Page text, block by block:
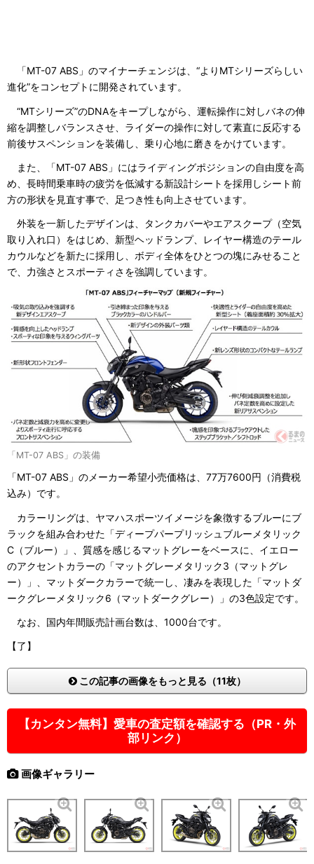
「MT-07 ABS」のマイナーチェンジは、“よりMTシリーズらしい
進化”をコンセプトに開発されています。
“MTシリーズ”のDNAをキープしながら、運転操作に対しバネの伸
縮を調整しバランスさせ、ライダーの操作に対して素直に反応する
前後サスペンションを装備し、乗り心地に磨きをかけています。
また、「MT-07 ABS」にはライディングポジションの自由度を高
め、長時間乗車時の疲労を低減する新設計シートを採用しシート前
方の形状を見直す事で、足つき性も向上させています。
外装を一新したデザインは、タンクカバーやエアスクープ（空気
取り入れ口）をはじめ、新型ヘッドランプ、レイヤー構造のテール
カウルなどを新たに採用し、ボディ全体をひとつの塊にみせること
で、力強さとスポーティさを強調しています。
「MT-07 ABS」の装備
「MT-07 ABS」のメーカー希望小売価格は、77万7600円（消費税
込み）です。
カラーリングは、ヤマハスポーツイメージを象徴するブルーにブ
ラックを組み合わせた「ディープパープリッシュブルーメタリック
C（ブルー）」、質感を感じるマットグレーをベースに、イエロー
のアクセントカラーの「マットグレーメタリック3（マットグレ
ー）」、マットダークカラーで統一し、凄みを表現した「マットダ
ークグレーメタリック6（マットダークグレー）」の3色設定です。
なお、国内年間販売計画台数は、1000台です。
【了】
この記事の画像をもっと見る（11枚）
【カンタン無料】愛車の査定額を確認する（PR・外
部リンク）
画像ギャラリー